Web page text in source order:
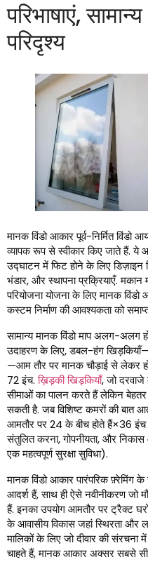
परिभाषाएं,
परिदृश्य
मानक विंडो आकार पूर्व-निर्मित विंडो
व्यापक रूप से स्वीकार किए जाते हैं. ये
उद्घाटन में फिट होने के लिए डिज़ाइन
भंडार, और स्थापना प्रक्रियाएँ.
परियोजना योजना के लिए मानक विंडो
कस्टम निर्माण की आवश्यकता को
सामान्य मानक विंडो माप अलग-अलग
उदाहरण के लिए, डबल-हंग
—आम तौर पर मानक चौड़ाई से लेकर
72 इंच.ख़िड़की खिड़कियाँ, जो
सीमाओं का पालन करते हैं लेकिन
सकती है. जब विशिष्ट कमरों की बात
आमतौर पर 24 के बीच होते हैं×36
संतुलित करना, गोपनीयता, और
एक महत्वपूर्ण सुरक्षा सुविधा).
मानक विंडो आकार पारंपरिक फ़्रेमिंग के
आदर्श हैं, साथ ही ऐसे नवीनीकरण जो
हैं. इनका उपयोग आमतौर पर ट्रैक्ट
के आवासीय विकास जहां स्थिरता और
मालिकों के लिए जो दीवार की संरचना
चाहते हैं, मानक आकार अक्सर सबसे